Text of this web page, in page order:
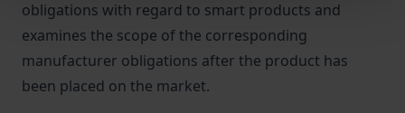
obligations with regard to smart products and
examines the scope of the corresponding
manufacturer obligations after the product has
been placed on the market.